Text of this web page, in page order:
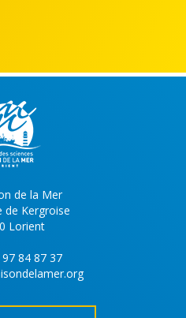
de la Mer
de Kergroise
Lorient
84 87 37